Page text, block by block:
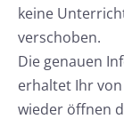
keine
verschoben.
Die genauen
erhaltet Ihr
wieder öffnen